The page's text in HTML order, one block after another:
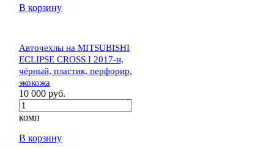
В корзину
Авточехлы на MITSUBISHI
ECLIPSE CROSS I 2017-н,
чёрный, пластик, перфорир.
экокожа
10 000 руб.
комп
В корзину